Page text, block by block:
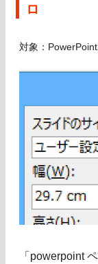
ロ
対象：
「powerpoint